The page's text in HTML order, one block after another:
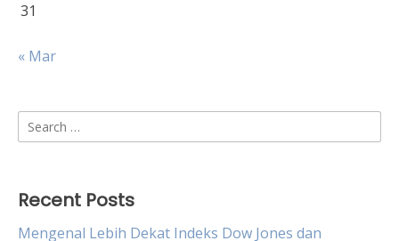
31
« Mar
Search
for:
Recent Posts
Mengenal Lebih Dekat Indeks Dow Jones dan